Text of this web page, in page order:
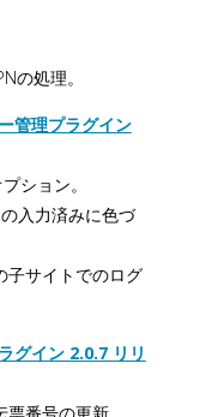
の処理。
管理プラグイン
ション。
入力済みに色づ
子サイトでのログ
グイン 2.0.7 リリ
番号の更新。